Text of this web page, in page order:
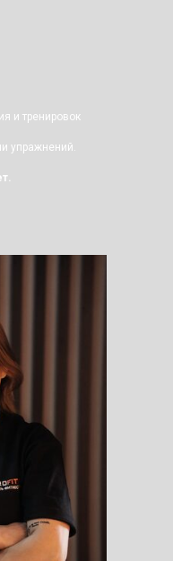
и тренировок
упражнений.